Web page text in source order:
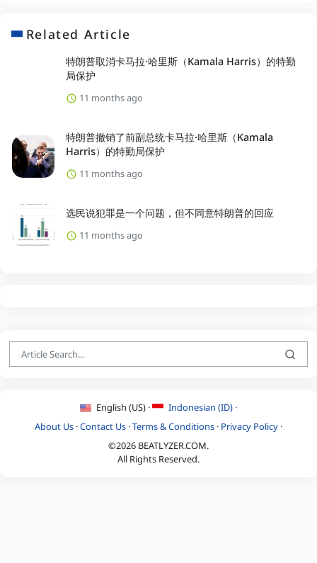
Related Article
特朗普取消卡马拉·哈里斯（Kamala Harris）的特勤
局保护
11 months ago
特朗普撤销了前副总统卡马拉·哈里斯（Kamala
Harris）的特勤局保护
11 months ago
选民说犯罪是一个问题，但不同意特朗普的回应
11 months ago
English (US) ·
Indonesian (ID) ·
About Us ·Contact Us ·Terms & Conditions · Privacy Policy ·
©2026 BEATLYZER.COM.
All Rights Reserved.